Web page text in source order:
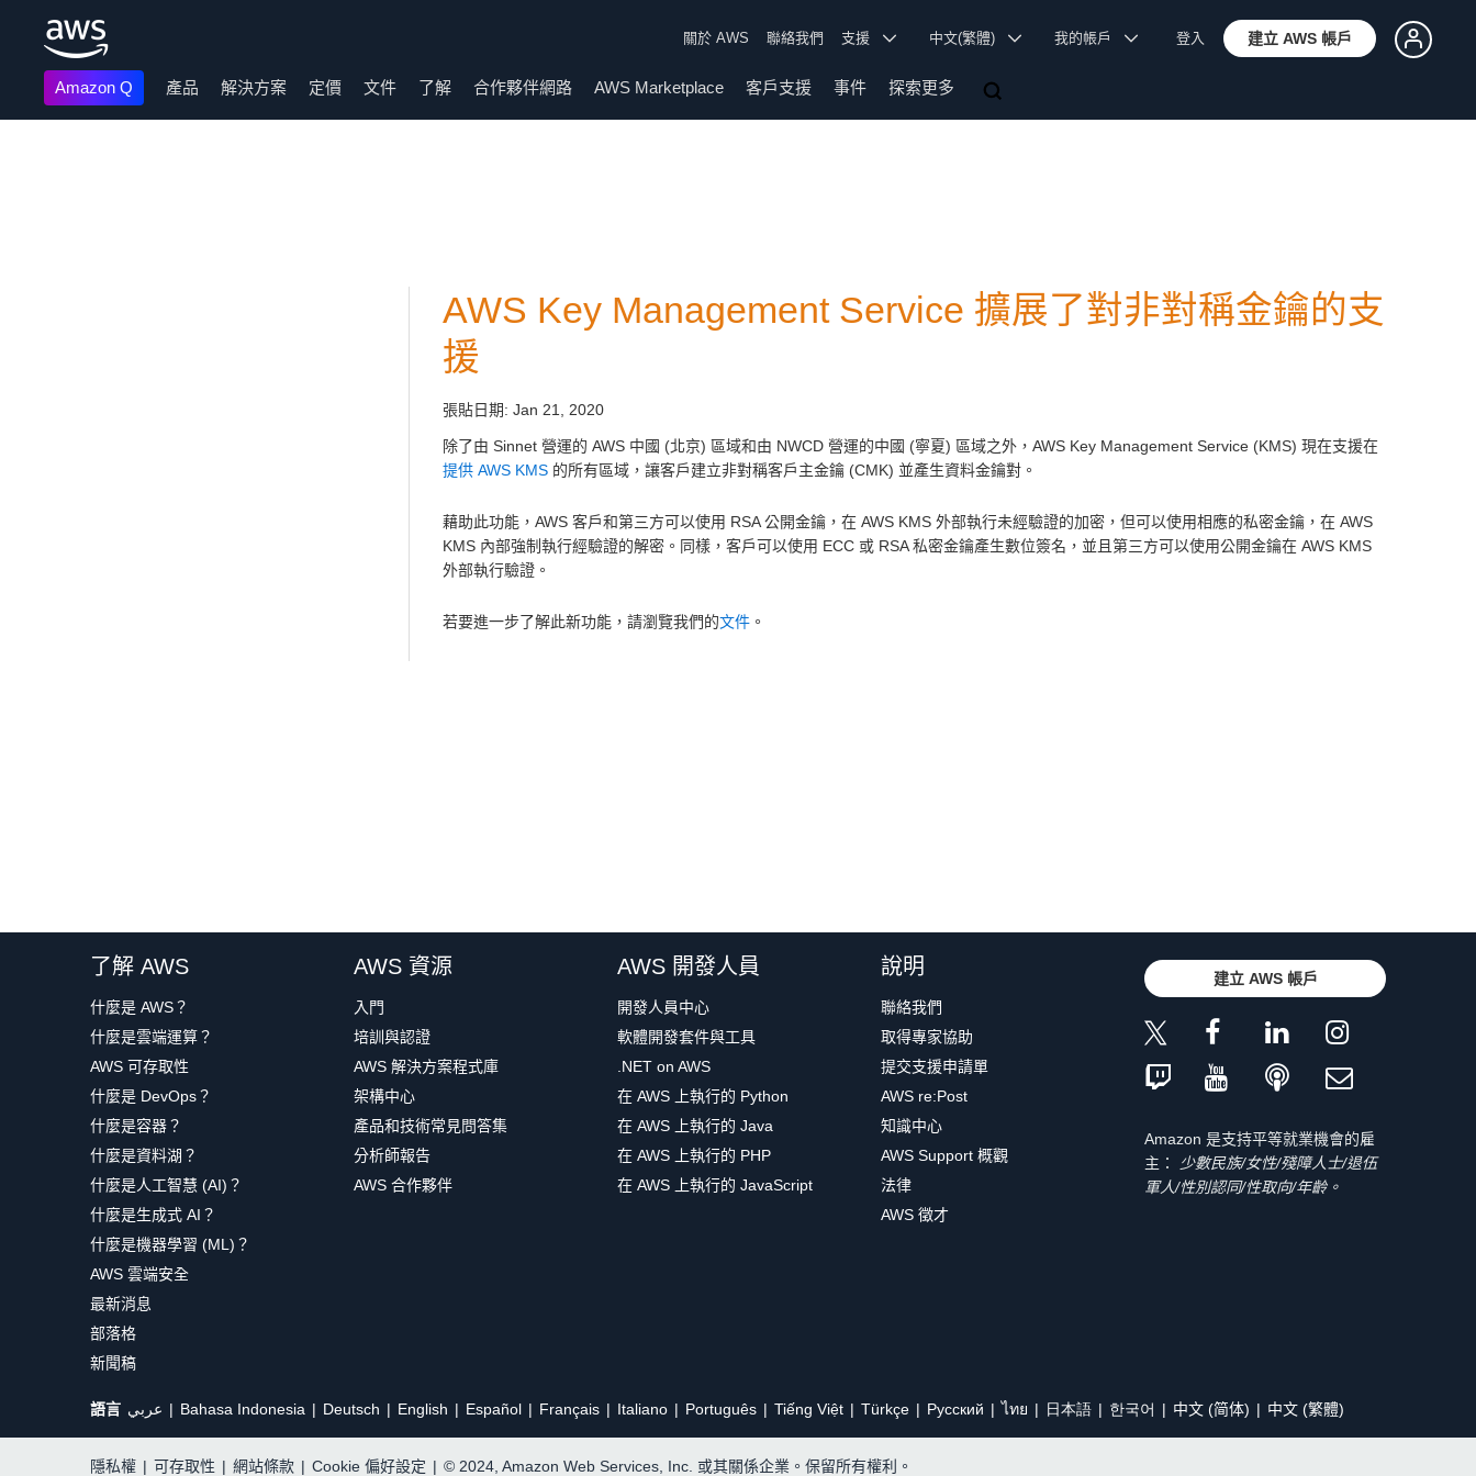
關於 AWS 聯絡我們 支援 中文(繁體) 我的帳戶 登入 建立 AWS 帳戶
Amazon Q 產品 解決方案 定價 文件 了解 合作夥伴網路 AWS Marketplace 客戶支援 事件 探索更多
AWS Key Management Service 擴展了對非對稱金鑰的支
援
張貼日期: Jan 21, 2020
除了由 Sinnet 營運的 AWS 中國 (北京) 區域和由 NWCD 營運的中國 (寧夏) 區域之外，AWS Key Management Service (KMS) 現在支援在
提供 AWS KMS 的所有區域，讓客戶建立非對稱客戶主金鑰 (CMK) 並產生資料金鑰對。
藉助此功能，AWS 客戶和第三方可以使用 RSA 公開金鑰，在 AWS KMS 外部執行未經驗證的加密，但可以使用相應的私密金鑰，在 AWS
KMS 內部強制執行經驗證的解密。同樣，客戶可以使用 ECC 或 RSA 私密金鑰產生數位簽名，並且第三方可以使用公開金鑰在 AWS KMS
外部執行驗證。
若要進一步了解此新功能，請瀏覽我們的文件 。
了解 AWS
什麼是 AWS？
什麼是雲端運算？
AWS 可存取性
什麼是 DevOps？
什麼是容器？
什麼是資料湖？
什麼是人工智慧 (AI)？
什麼是生成式 AI？
什麼是機器學習 (ML)？
AWS 雲端安全
最新消息
部落格
新聞稿
AWS 資源
入門
培訓與認證
AWS 解決方案程式庫
架構中心
產品和技術常見問答集
分析師報告
AWS 合作夥伴
AWS 開發人員
開發人員中心
軟體開發套件與工具
.NET on AWS
在 AWS 上執行的 Python
在 AWS 上執行的 Java
在 AWS 上執行的 PHP
在 AWS 上執行的 JavaScript
說明
聯絡我們
取得專家協助
提交支援申請單
AWS re:Post
知識中心
AWS Support 概觀
法律
AWS 徵才
建立 AWS 帳戶
Amazon 是支持平等就業機會的雇
主：
少數民族/女性/殘障人士/退伍
軍人/性別認同/性取向/年齡。
語言 عربي Bahasa Indonesia Deutsch English Español Français Italiano Português Tiếng Việt Türkçe Ρусский ไทย 日本語 한국어 中文 (简体) 中文 (繁體)
隱私權 | 可存取性 | 網站條款 | Cookie 偏好設定 | © 2024, Amazon Web Services, Inc. 或其關係企業。保留所有權利。